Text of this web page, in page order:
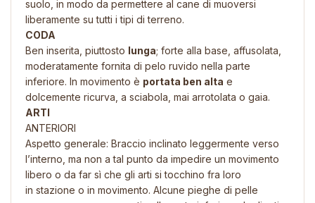
suolo, in modo da permettere al cane di muoversi
liberamente su tutti i tipi di terreno.
CODA
Ben inserita, piuttosto lunga; forte alla base, affusolata,
moderatamente fornita di pelo ruvido nella parte
inferiore. In movimento è portata ben alta e
dolcemente ricurva, a sciabola, mai arrotolata o gaia.
ARTI
ANTERIORI
Aspetto generale: Braccio inclinato leggermente verso
l’interno, ma non a tal punto da impedire un movimento
libero o da far sì che gli arti si tocchino fra loro
in stazione o in movimento. Alcune pieghe di pelle